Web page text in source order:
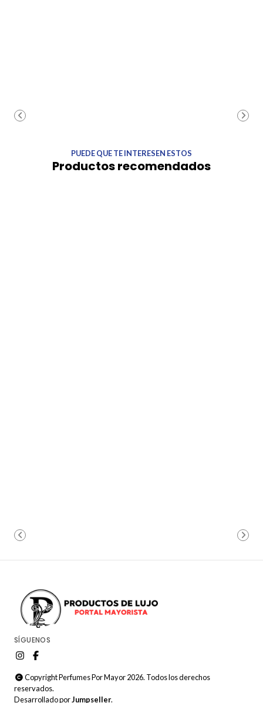
PUEDE QUE TE INTERESEN ESTOS
Productos recomendados
SÍGUENOS
Copyright Perfumes Por Mayor 2026. Todos los derechos
reservados.
Desarrollado porJumpseller.